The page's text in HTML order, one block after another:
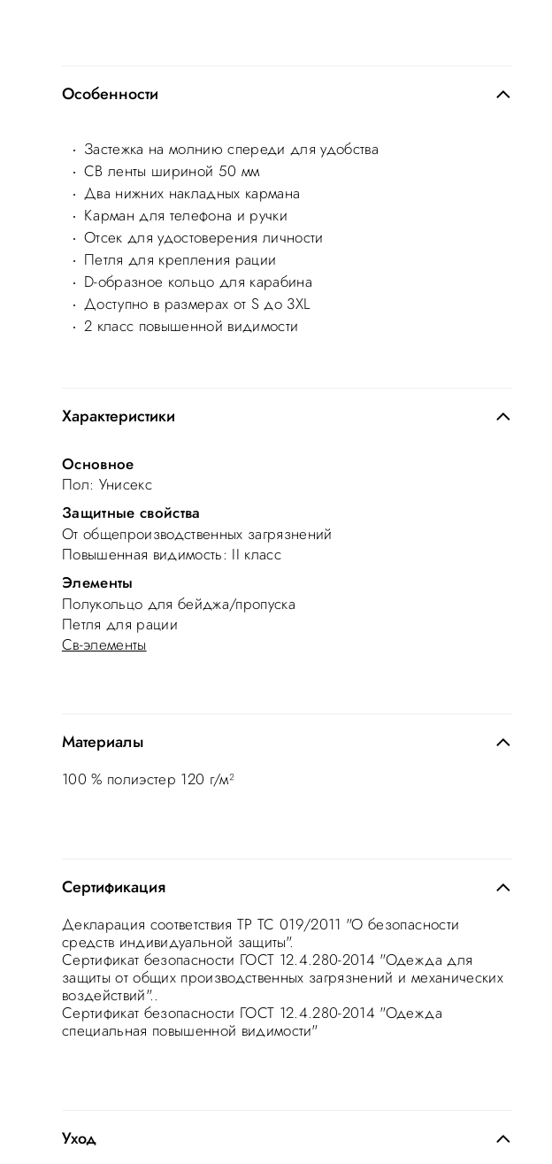
Особенности
Застежка на молнию спереди для удобства
СВ ленты шириной 50 мм
Два нижних накладных кармана
Карман для телефона и ручки
Отсек для удостоверения личности
Петля для крепления рации
D-образное кольцо для карабина
Доступно в размерах от S до 3XL
2 класс повышенной видимости
Характеристики
Основное
Пол: Унисекс
Защитные свойства
От общепроизводственных загрязнений
Повышенная видимость: II класс
Элементы
Полукольцо для бейджа/пропуска
Петля для рации
Св-элементы
Материалы
100 % полиэстер 120 г/м²
Сертификация
Декларация соответствия ТР ТС 019/2011 "О безопасности
средств индивидуальной защиты".
Сертификат безопасности ГОСТ 12.4.280-2014 "Одежда для
защиты от общих производственных загрязнений и механических
воздействий"..
Сертификат безопасности ГОСТ 12.4.280-2014 "Одежда
специальная повышенной видимости"
Уход